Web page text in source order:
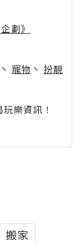
劃》
丶 寵物 丶 扮靚
樂資訊！
搬家